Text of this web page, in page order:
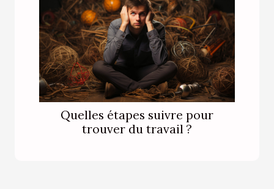
Quelles étapes suivre pour
trouver du travail ?